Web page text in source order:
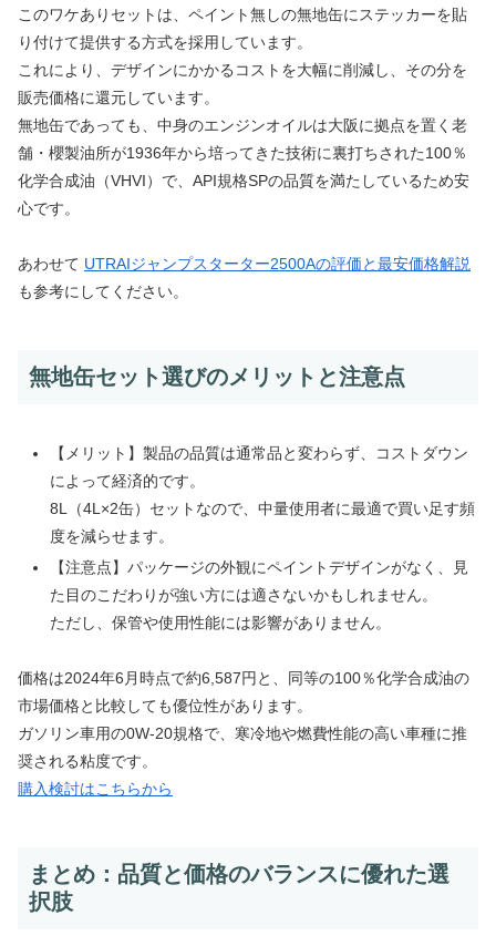
このワケありセットは、ペイント無しの無地缶にステッカーを貼
り付けて提供する方式を採用しています。
これにより、デザインにかかるコストを大幅に削減し、その分を
販売価格に還元しています。
無地缶であっても、中身のエンジンオイルは大阪に拠点を置く老
舗・櫻製油所が1936年から培ってきた技術に裏打ちされた100％
化学合成油（VHVI）で、API規格SPの品質を満たしているため安
心です。
あわせて UTRAIジャンプスターター2500Aの評価と最安価格解説
も参考にしてください。
無地缶セット選びのメリットと注意点
【メリット】製品の品質は通常品と変わらず、コストダウン
によって経済的です。
8L（4L×2缶）セットなので、中量使用者に最適で買い足す頻
度を減らせます。
【注意点】パッケージの外観にペイントデザインがなく、見
た目のこだわりが強い方には適さないかもしれません。
ただし、保管や使用性能には影響がありません。
価格は2024年6月時点で約6,587円と、同等の100％化学合成油の
市場価格と比較しても優位性があります。
ガソリン車用の0W-20規格で、寒冷地や燃費性能の高い車種に推
奨される粘度です。
購入検討はこちらから
まとめ：品質と価格のバランスに優れた選
択肢